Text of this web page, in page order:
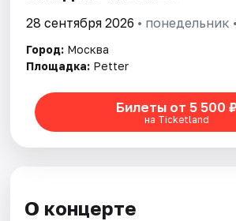
28 сентября 2026 • понедельник
Город: Москва
Площадка: Petter
Билеты от 5 500
на Ticketland
О концерте